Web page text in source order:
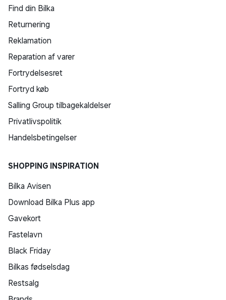
Find din Bilka
Returnering
Reklamation
Reparation af varer
Fortrydelsesret
Fortryd køb
Salling Group tilbagekaldelser
Privatlivspolitik
Handelsbetingelser
SHOPPING INSPIRATION
Bilka Avisen
Download Bilka Plus app
Gavekort
Fastelavn
Black Friday
Bilkas fødselsdag
Restsalg